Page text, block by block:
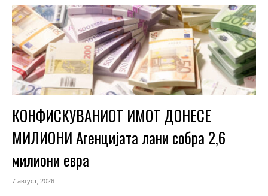
КОНФИСКУВАНИОТ ИМОТ ДОНЕСЕ
МИЛИОНИ Агенцијата лани собра 2,6
милиони евра
7 август, 2026